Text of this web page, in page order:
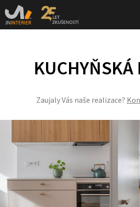
Zaujaly Vás naše realizace?